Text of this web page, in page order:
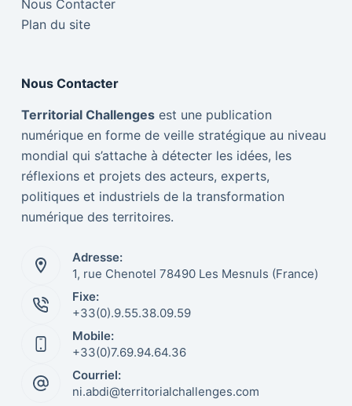
Nous Contacter
Plan du site
Nous Contacter
Territorial Challengesest une publication
numérique en forme de veille stratégique au niveau
mondial qui s’attache à détecter les idées, les
réflexions et projets des acteurs, experts,
politiques et industriels de la transformation
numérique des territoires.
Adresse:
1, rue Chenotel 78490 Les Mesnuls (France)
Fixe:
+33(0).9.55.38.09.59
Mobile:
+33(0)7.69.94.64.36
Courriel:
ni.abdi@territorialchallenges.com
Español